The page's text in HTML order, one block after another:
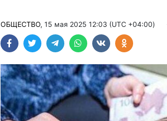
ОБЩЕСТВО, 15 мая 2025 12:03 (UTC +04:00)